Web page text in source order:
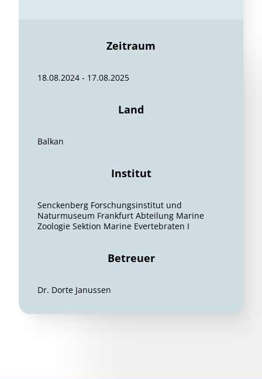
Zeitraum
18.08.2024 - 17.08.2025
Land
Balkan
Institut
Senckenberg Forschungsinstitut und
Naturmuseum Frankfurt Abteilung Marine
Zoologie Sektion Marine Evertebraten I
Betreuer
Dr. Dorte Janussen